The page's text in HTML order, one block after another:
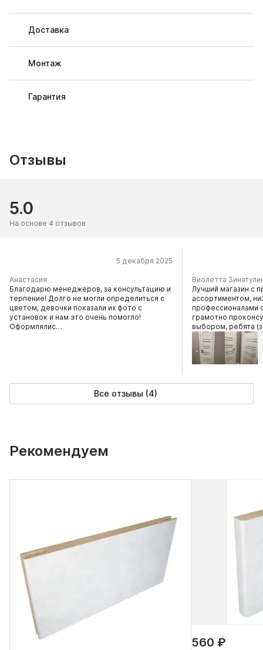
Доставка
Монтаж
Гарантия
Отзывы
5.0
На основе 4 отзывов
5 декабря 2025
Анастасия
Благодарю менеджеров, за консультацию и
терпение! Долго не могли определиться с
цветом, девочки показали их фото с
установок и нам это очень помогло!
Оформлялис…
Виолетта
Лучший магазин с
ассортиментом,
профессионалами
грамотно
выбором, ребята
Все отзывы (4)
Рекомендуем
560 ₽